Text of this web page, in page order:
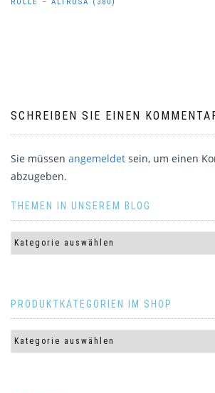
SCHREIBEN SIE EINEN
Sie müssen angemeldet sein, um einen
abzugeben.
THEMEN IN UNSEREM BLOG
PRODUKTKATEGORIEN IM SHOP